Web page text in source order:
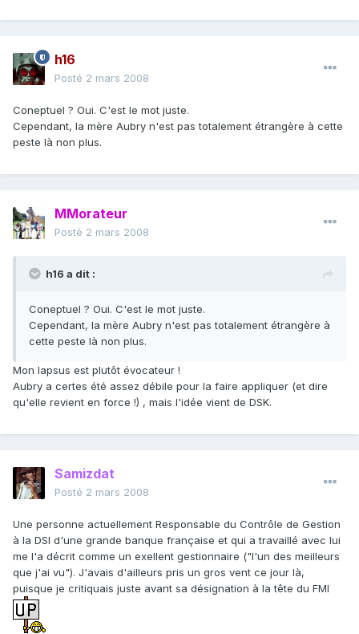
h16
Posté 2 mars 2008
Coneptuel ? Oui. C'est le mot juste.
Cependant, la mère Aubry n'est pas totalement étrangère à cette
peste là non plus.
MMorateur
Posté 2 mars 2008
h16 a dit :
Coneptuel ? Oui. C'est le mot juste.
Cependant, la mère Aubry n'est pas totalement étrangère à
cette peste là non plus.
Mon lapsus est plutôt évocateur !
Aubry a certes été assez débile pour la faire appliquer (et dire
qu'elle revient en force !) , mais l'idée vient de DSK.
Samizdat
Posté 2 mars 2008
Une personne actuellement Responsable du Contrôle de Gestion
à la DSI d'une grande banque française et qui a travaillé avec lui
me l'a décrit comme un exellent gestionnaire ("l'un des meilleurs
que j'ai vu"). J'avais d'ailleurs pris un gros vent ce jour là,
puisque je critiquais juste avant sa désignation à la tête du FMI